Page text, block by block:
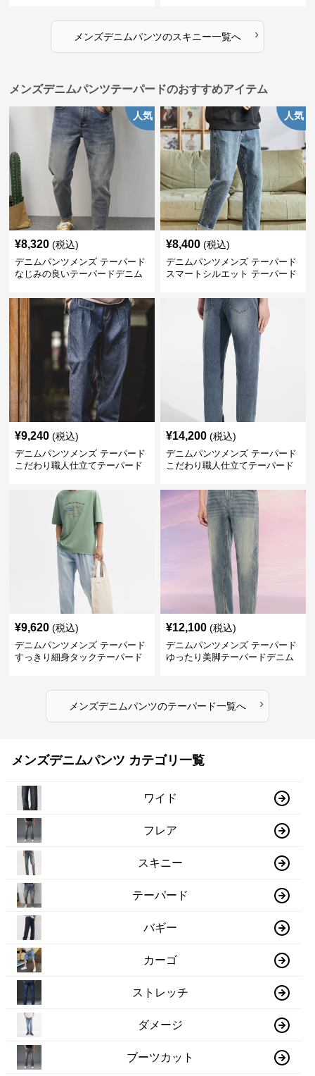
メンズデニムパンツのスキニー一覧へ ›
メンズデニムパンツテーパードのおすすめアイテム
人気
¥8,320 (税込)
デニムパンツメンズ テーパード
なじみの良いテーパードデニム
人気
¥8,400 (税込)
デニムパンツメンズ テーパード
スマートシルエット テーパード
¥9,240 (税込)
デニムパンツメンズ テーパード
こだわり職人仕立てテーパード
¥14,200 (税込)
デニムパンツメンズ テーパード
こだわり職人仕立てテーパード
¥9,620 (税込)
デニムパンツメンズ テーパード
すっきり細身タックテーパード
¥12,100 (税込)
デニムパンツメンズ テーパード
ゆったり美脚テーパードデニム
メンズデニムパンツのテーパード一覧へ ›
メンズデニムパンツ カテゴリ一覧
ワイド
フレア
スキニー
テーパード
バギー
カーゴ
ストレッチ
ダメージ
ブーツカット